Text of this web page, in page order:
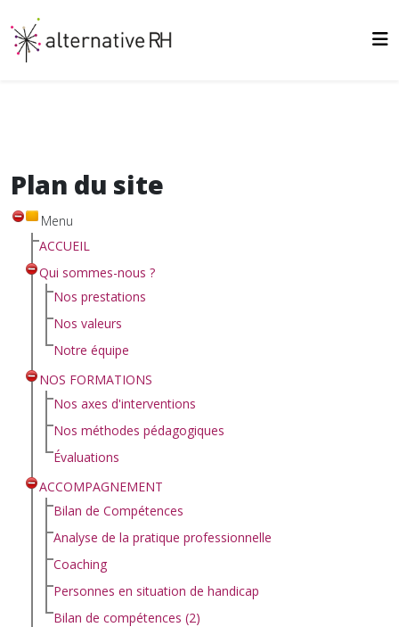
Plan du site
Menu
ACCUEIL
Qui sommes-nous ?
Nos prestations
Nos valeurs
Notre équipe
NOS FORMATIONS
Nos axes d'interventions
Nos méthodes pédagogiques
Évaluations
ACCOMPAGNEMENT
Bilan de Compétences
Analyse de la pratique professionnelle
Coaching
Personnes en situation de handicap
Bilan de compétences (2)